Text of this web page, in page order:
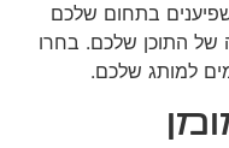
בתחום שלכם
של התוכן שלכם. בחרו
למותג שלכם.